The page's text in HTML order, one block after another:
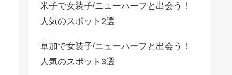
米子で女装子/ニューハーフと出会う！
人気のスポット2選
草加で女装子/ニューハーフと出会う！
人気のスポット3選